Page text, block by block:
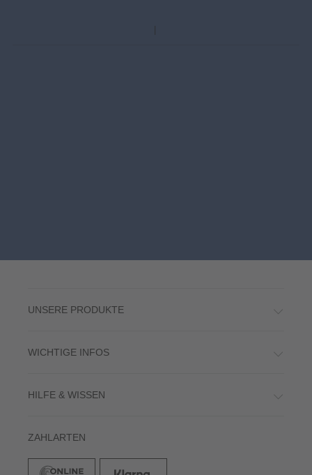
UNSERE PRODUKTE
WICHTIGE INFOS
HILFE & WISSEN
ZAHLARTEN